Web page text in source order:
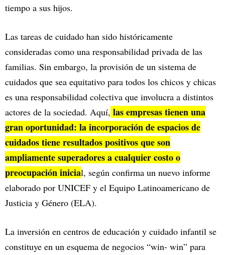
tiempo a sus hijos.
Las tareas de cuidado han sido históricamente
consideradas como una responsabilidad privada de las
familias. Sin embargo, la provisión de un sistema de
cuidados que sea equitativo para todos los chicos y chicas
es una responsabilidad colectiva que involucra a distintos
actores de la sociedad. Aquí, las empresas tienen una
gran oportunidad: la incorporación de espacios de
cuidados tiene resultados positivos que son
ampliamente superadores a cualquier costo o
preocupación inicial, según confirma un nuevo informe
elaborado por UNICEF y el Equipo Latinoamericano de
Justicia y Género (ELA).
La inversión en centros de educación y cuidado infantil se
constituye en un esquema de negocios “win- win” para